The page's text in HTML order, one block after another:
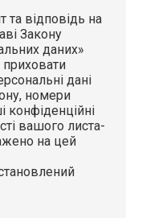
та відповідь на
Закону
даних»
дані
номери
конфіденційні
вашого листа-
на цей